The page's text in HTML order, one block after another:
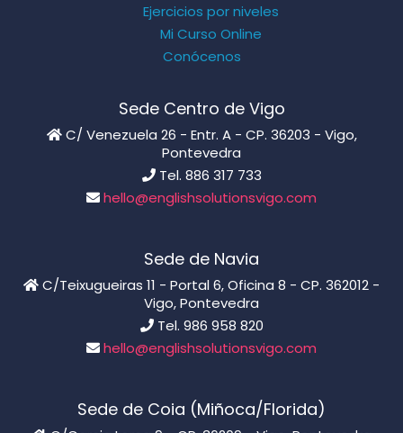
Ejercicios por niveles
Mi Curso Online
Conócenos
Sede Centro de Vigo
C/ Venezuela 26 - Entr. A - CP. 36203 - Vigo,
Pontevedra
Tel. 886 317 733
hello@englishsolutionsvigo.com
Sede de Navia
C/Teixugueiras 11 - Portal 6, Oficina 8 - CP. 362012 -
Vigo, Pontevedra
Tel. 986 958 820
hello@englishsolutionsvigo.com
Sede de Coia (Miñoca/Florida)